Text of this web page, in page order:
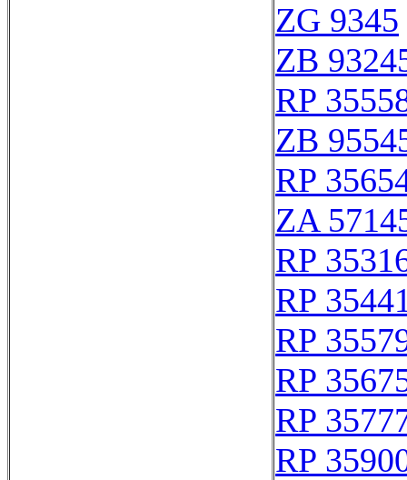
ZG 9345
ZB
RP
ZB
RP
ZA
RP
RP
RP
RP
RP
RP